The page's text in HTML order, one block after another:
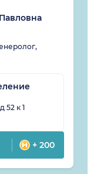
52 к 1
+ 200